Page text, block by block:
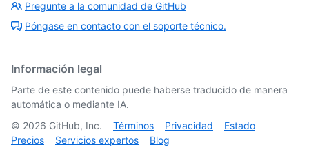
Pregunte a la comunidad de GitHub
Póngase en contacto con el soporte técnico.
Información legal
Parte de este contenido puede haberse traducido de manera
automática o mediante IA.
© 2026 GitHub, Inc. Términos Privacidad
Estado
Precios
Servicios expertos Blog